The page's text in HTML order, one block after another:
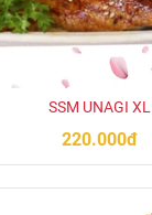
SSM UNAGI XL
220.000đ